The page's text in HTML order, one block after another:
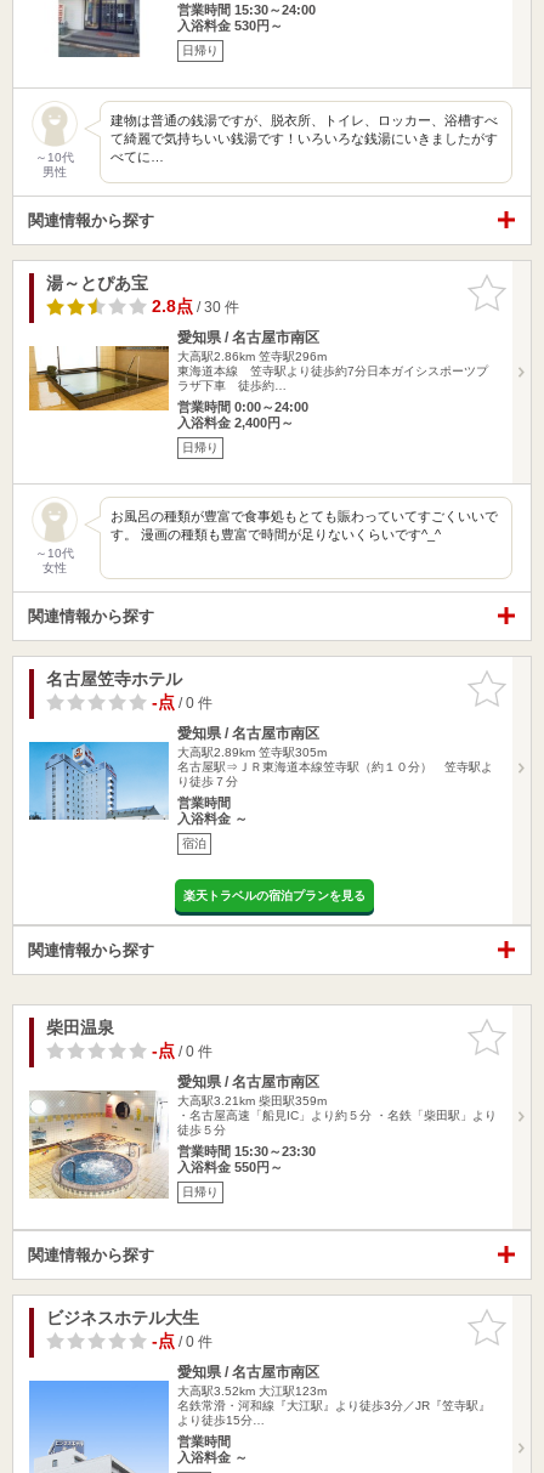
営業時間 15:30～24:00
入浴料金 530円～
日帰り
～10代
男性
建物は普通の銭湯ですが、脱衣所、トイレ、ロッカー、浴槽すべ
て綺麗で気持ちいい銭湯です！いろいろな銭湯にいきましたがす
べてに…
関連情報から探す
お気に入
りに追加
湯～とぴあ宝
2.8点/ 30 件
愛知県 / 名古屋市南区
大高駅2.86km 笠寺駅296m
東海道本線 笠寺駅より徒歩約7分日本ガイシスポーツプ
ラザ下車 徒歩約…
営業時間 0:00～24:00
入浴料金 2,400円～
日帰り
～10代
女性
お風呂の種類が豊富で食事処もとても賑わっていてすごくいいで
す。 漫画の種類も豊富で時間が足りないくらいです^_^
関連情報から探す
お気に入
りに追加
名古屋笠寺ホテル
-点/ 0 件
愛知県 / 名古屋市南区
大高駅2.89km 笠寺駅305m
名古屋駅⇒ＪＲ東海道本線笠寺駅（約１０分） 笠寺駅よ
り徒歩７分
営業時間
入浴料金 ～
宿泊
楽天トラベルの宿泊プランを見る
関連情報から探す
お気に入
りに追加
柴田温泉
-点/ 0 件
愛知県 / 名古屋市南区
大高駅3.21km 柴田駅359m
・名古屋高速「船見IC」より約５分 ・名鉄「柴田駅」より
徒歩５分
営業時間 15:30～23:30
入浴料金 550円～
日帰り
関連情報から探す
お気に入
りに追加
ビジネスホテル大生
-点/ 0 件
愛知県 / 名古屋市南区
大高駅3.52km 大江駅123m
名鉄常滑・河和線『大江駅』より徒歩3分／JR『笠寺駅』
より徒歩15分…
営業時間
入浴料金 ～